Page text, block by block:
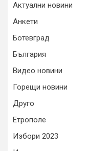
Актуални новини
Анкети
Ботевград
България
Видео новини
Горещи новини
Друго
Етрополе
Избори 2023